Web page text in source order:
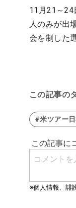
11月21～24
人のみが出
会を制した
この記事の
#米ツアー